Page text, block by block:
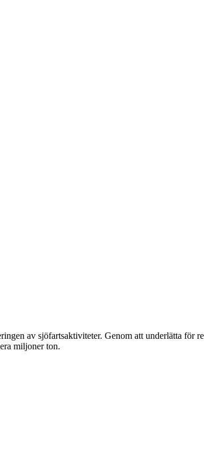
av sjöfartsaktiviteter. Genom att underlätta för
miljoner ton.